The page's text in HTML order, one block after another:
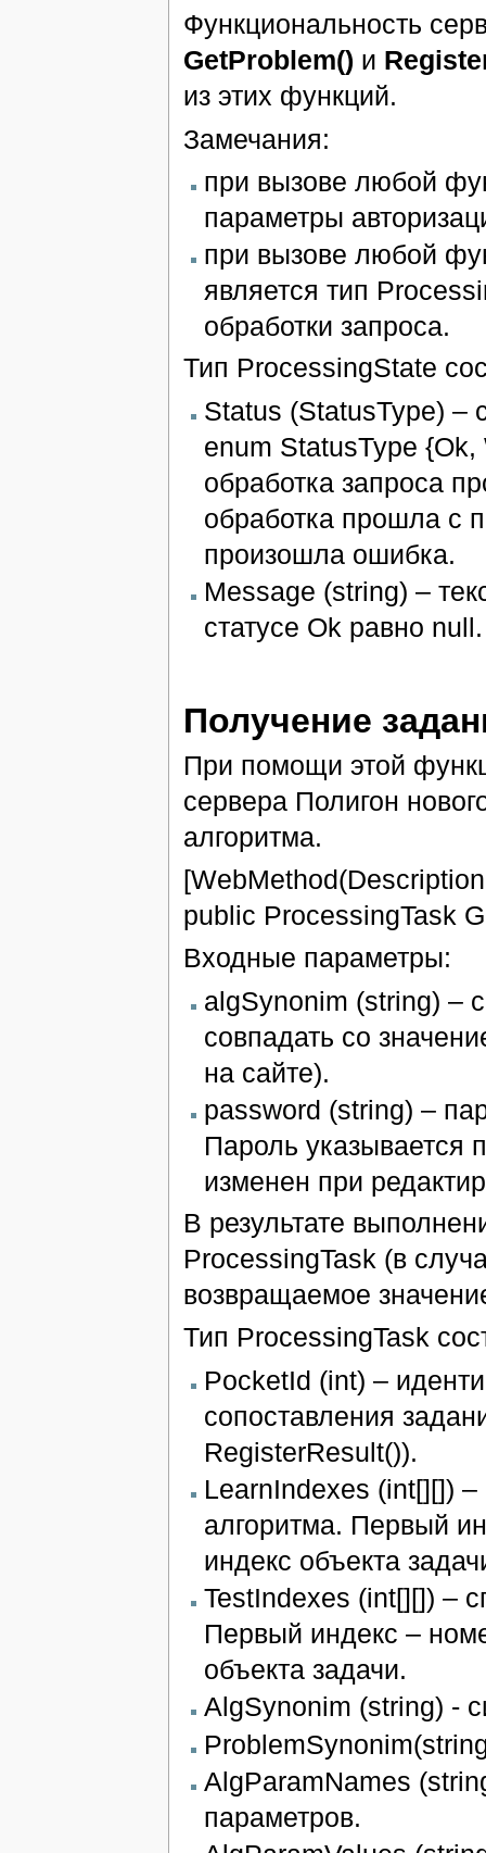
Функциональность
GetProblem() и
из этих функций.
Замечания:
при вызове любой
параметры
при вызове любой
является тип
обработки запроса.
Тип ProcessingState
Status (StatusType) –
enum StatusType {Ok,
обработка запроса
обработка прошла с
произошла ошибка.
Message (string) –
статусе Ok равно null.
Получение
При помощи этой
сервера Полигон
алгоритма.
public ProcessingTask
Входные параметры:
algSynonim (string) –
совпадать со
на сайте).
password (string) –
Пароль указывается
изменен при
В результате
ProcessingTask (в
возвращаемое
Тип ProcessingTask
PocketId (int) –
сопоставления
RegisterResult()).
LearnIndexes (int[][]) –
алгоритма. Первый
индекс объекта
TestIndexes (int[][]) –
Первый индекс –
объекта задачи.
AlgSynonim (string) -
AlgParamNames
параметров.